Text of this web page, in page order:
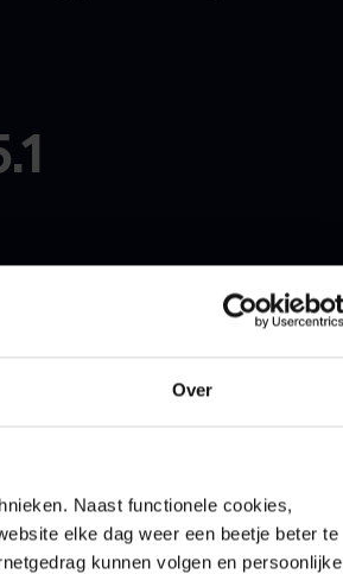
Over
Naast functionele cookies,
elke dag weer een beetje beter te
kunnen volgen en persoonlijke
verbeteringen,
Wired is een initiatief van
netwerken. In deze release
van